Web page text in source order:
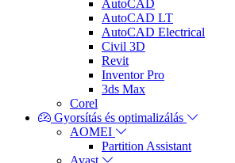
AutoCAD
AutoCAD LT
AutoCAD Electrical
Civil 3D
Revit
Inventor Pro
3ds Max
Corel
Gyorsítás és optimalizálás
AOMEI
Partition Assistant